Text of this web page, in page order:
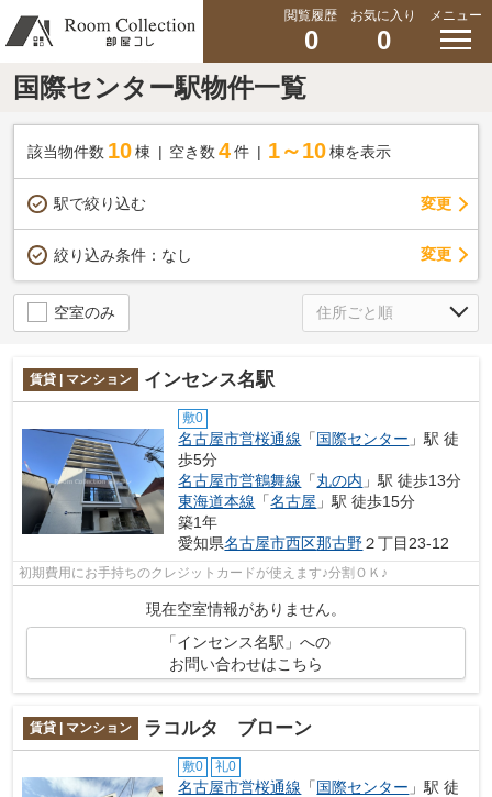
閲覧履歴
0
お気に入り
0
メニュー
国際センター駅物件一覧
該当物件数 10棟 空き数 4 件 1～10 棟を表示
駅で絞り込む 変更
絞り込み条件： なし 変更
空室のみ
賃貸 | マンション インセンス名駅
敷0
名古屋市営桜通線 「国際センター 」駅 徒
歩5分
名古屋市営鶴舞線 「丸の内 」駅 徒歩13分
東海道本線 「名古屋 」駅 徒歩15分
築1年
愛知県名古屋市西区那古野２丁目23-12
初期費用にお手持ちのクレジットカードが使えます♪分割ＯＫ♪
現在空室情報がありません。
「インセンス名駅」への
お問い合わせはこちら
賃貸 | マンション ラコルタ ブローン
敷0 礼0
名古屋市営桜通線 「国際センター 」駅 徒